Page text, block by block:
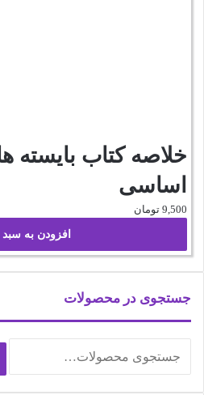
خلاصه کتاب بایسته
اساسی
9,500 تومان
افزودن به
جستجوی در محصولات
برای: